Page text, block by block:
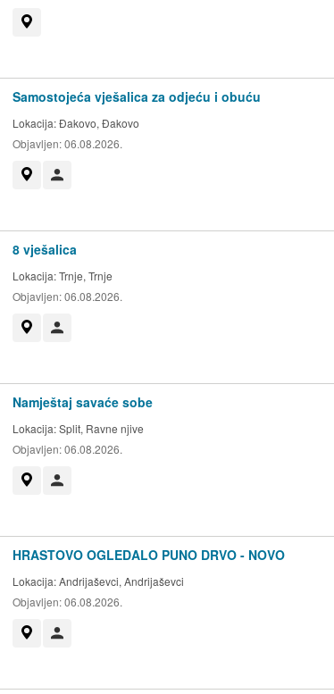
Samostojeća vješalica za odjeću i obuću
Lokacija:Đakovo, Đakovo
Objavljen:06.08.2026.
8 vješalica
Lokacija:Trnje, Trnje
Objavljen:06.08.2026.
Namještaj savaće sobe
Lokacija:Split, Ravne njive
Objavljen:06.08.2026.
HRASTOVO OGLEDALO PUNO DRVO - NOVO
Lokacija:Andrijaševci, Andrijaševci
Objavljen:06.08.2026.